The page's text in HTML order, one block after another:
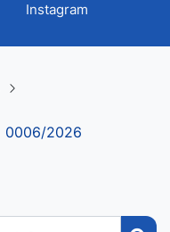
Instagram
0006/2026